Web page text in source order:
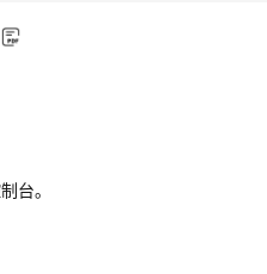
台。